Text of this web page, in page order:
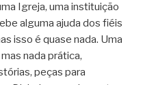
Igreja, uma instituição
alguma ajuda dos fiéis
isso é quase nada. Uma
nada prática,
peças para